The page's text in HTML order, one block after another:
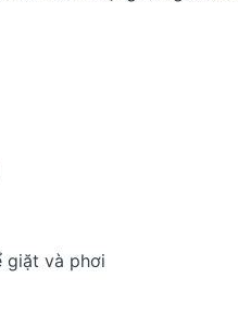
giặt và phơi